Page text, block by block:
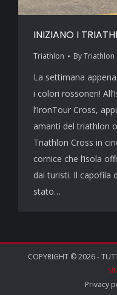
INIZIANO I
Triathlon ByTriathlon
La settimana
i colori rossoneri!
l’IronTour Cross,
amanti del triathlon
Triathlon Cross in
cornice che l’isola
dai turisti. Il capofila
stato…
COPYRIGHT © 2026 -
Privacy